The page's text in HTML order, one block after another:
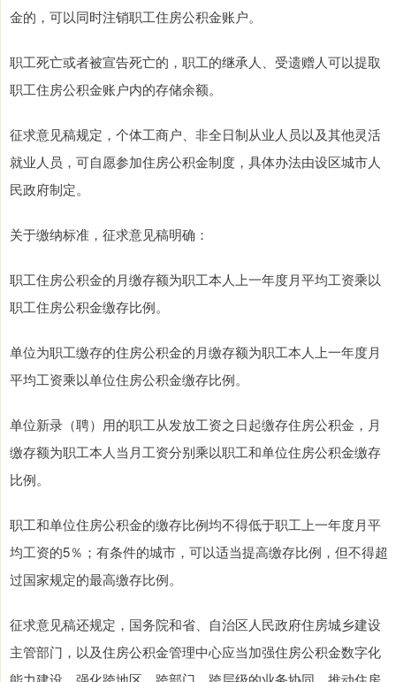
金的，可以同时注销职工住房公积金账户。
职工死亡或者被宣告死亡的，职工的继承人、受遗赠人可以提取
职工住房公积金账户内的存储余额。
征求意见稿规定，个体工商户、非全日制从业人员以及其他灵活
就业人员，可自愿参加住房公积金制度，具体办法由设区城市人
民政府制定。
关于缴纳标准，征求意见稿明确：
职工住房公积金的月缴存额为职工本人上一年度月平均工资乘以
职工住房公积金缴存比例。
单位为职工缴存的住房公积金的月缴存额为职工本人上一年度月
平均工资乘以单位住房公积金缴存比例。
单位新录（聘）用的职工从发放工资之日起缴存住房公积金，月
缴存额为职工本人当月工资分别乘以职工和单位住房公积金缴存
比例。
职工和单位住房公积金的缴存比例均不得低于职工上一年度月平
均工资的5％；有条件的城市，可以适当提高缴存比例，但不得超
过国家规定的最高缴存比例。
征求意见稿还规定，国务院和省、自治区人民政府住房城乡建设
主管部门，以及住房公积金管理中心应当加强住房公积金数字化